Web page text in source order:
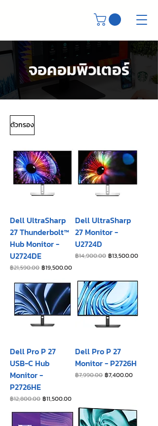
จอคอมพิวเตอร์
ตัวกรอง
Dell UltraSharp
27 Thunderbolt™
Hub Monitor -
U2724DE
ราคาปกติ
฿21,590.00 ราคาขายลด
฿19,500.00
Dell UltraSharp
27 Monitor -
U2724D
ราคาปกติ
฿14,900.00 ราคาขายลด
฿13,500.00
Dell Pro P 27
USB-C Hub
Monitor -
P2726HE
ราคาปกติ
฿12,800.00 ราคาขายลด
฿11,500.00
Dell Pro P 27
Monitor - P2726H​
ราคาปกติ
฿7,990.00 ราคาขายลด
฿7,400.00